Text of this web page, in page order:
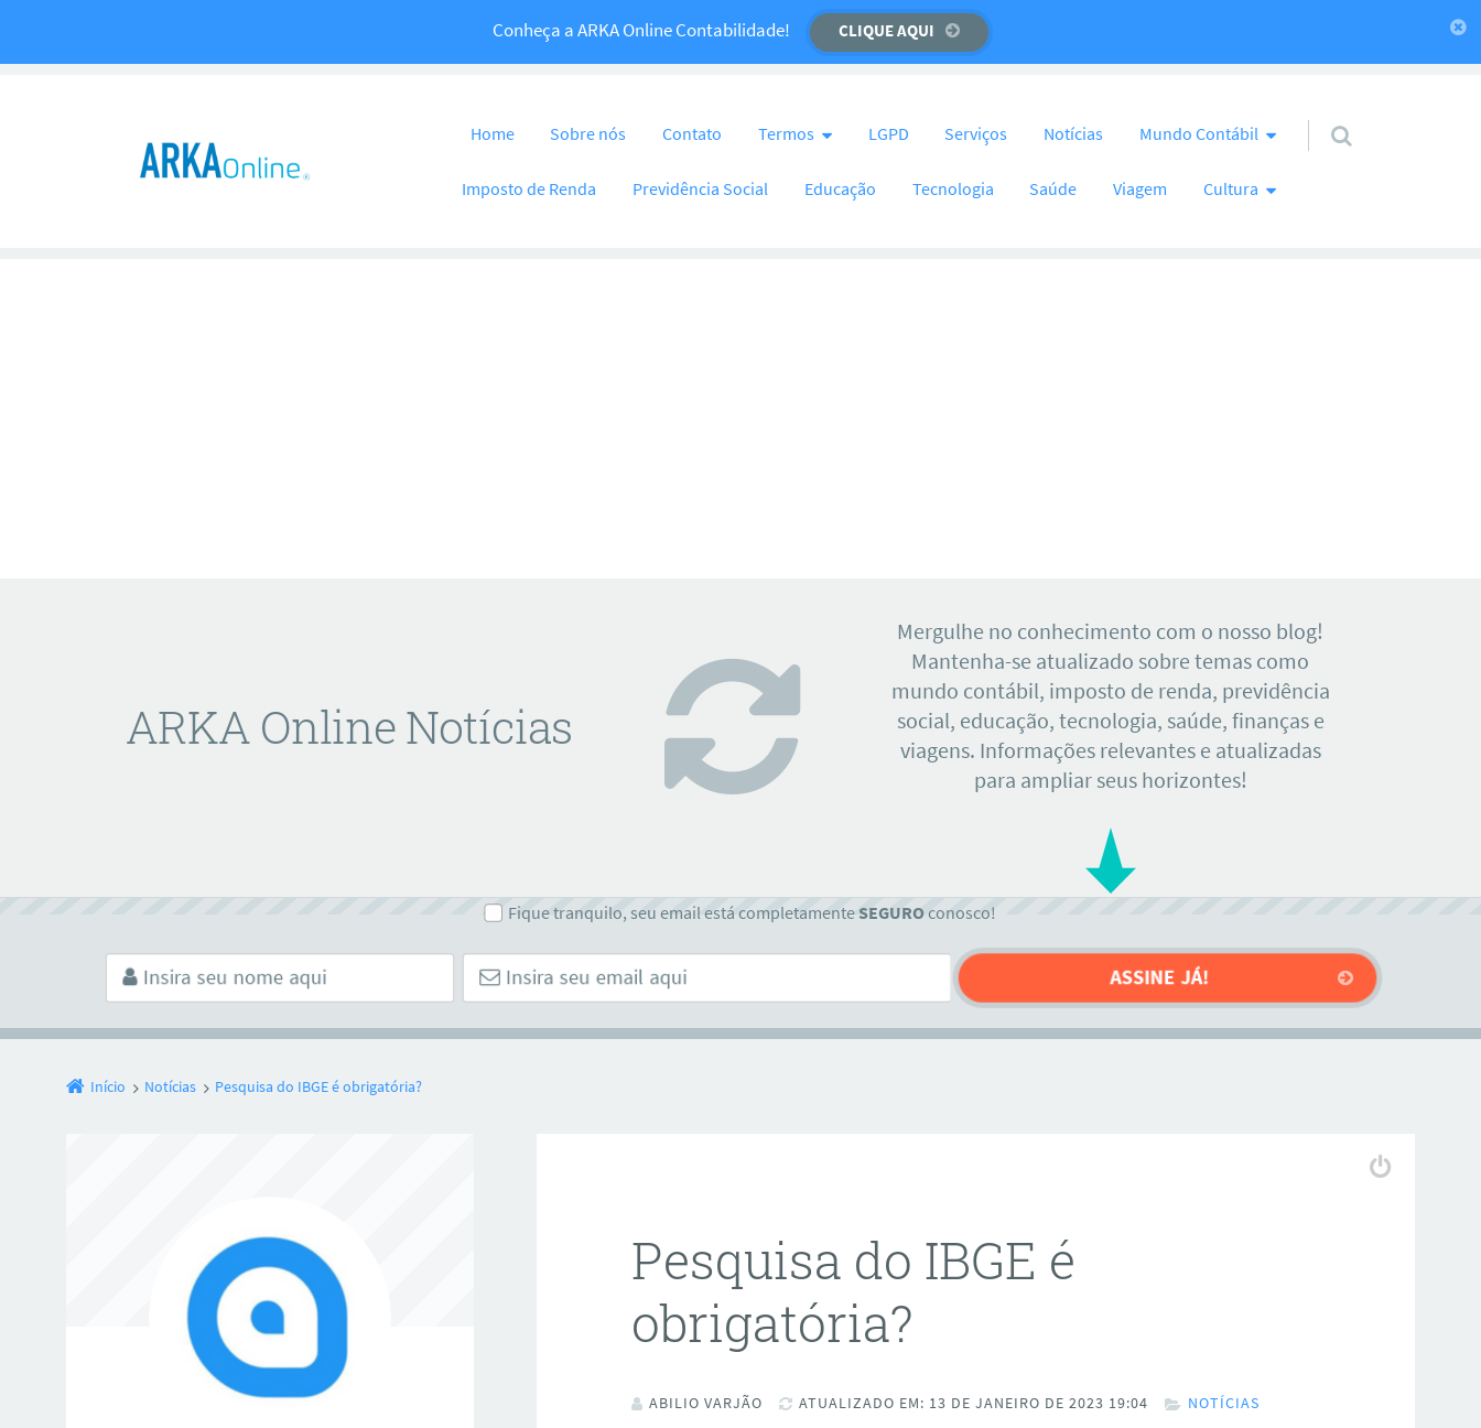
Temos um recado importante para você! CLIQUE AQUI
Conheça a ARKA Online Contabilidade! CLIQUE AQUI
Home Sobre nós Contato Termos LGPD Serviços Notícias Mundo Contábil
Imposto de Renda Previdência Social Educação Tecnologia Saúde Viagem Cultura
ARKA Online Notícias
Mergulhe no conhecimento com o nosso blog!
Mantenha-se atualizado sobre temas como
mundo contábil, imposto de renda, previdência
social, educação, tecnologia, saúde, finanças e
viagens. Informações relevantes e atualizadas
para ampliar seus horizontes!
Fique tranquilo, seu email está completamente SEGUROconosco!
Início Notícias Pesquisa do IBGE é obrigatória?
Pesquisa do IBGE é
obrigatória?
ABILIO VARJÃO ATUALIZADO EM: 13 DE JANEIRO DE 2023 19:04 NOTÍCIAS